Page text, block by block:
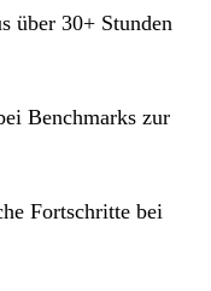
über 30+ Stunden
Benchmarks zur
Fortschritte bei